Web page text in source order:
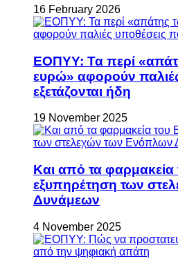
16 February 2026
ΕΟΠΥΥ: Τα περί
ευρώ» αφορούν
εξετάζονται ήδη
19 November 2025
Και από τα
εξυπηρέτηση των
Δυνάμεων
4 November 2025